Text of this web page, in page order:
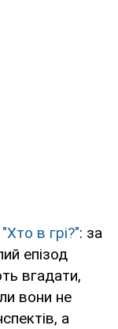
"Хто в грі?": за
епізод
вгадати,
вони не
а